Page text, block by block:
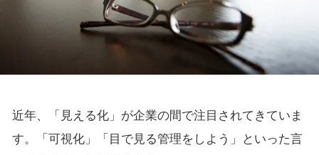
近年、「見える化」が企業の間で注目されてきていま
す。「可視化」「目で見る管理をしよう」といった言